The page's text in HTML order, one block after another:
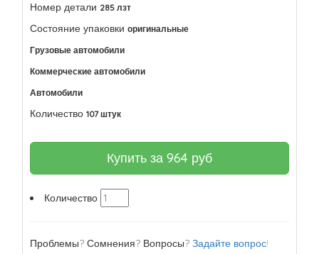
Номер детали 285 лзт
Состояние упаковки оригинальные
Грузовые автомобили
Коммерческие автомобили
Автомобили
Количество 107 штук
Купить за 964 руб
Количество
Проблемы? Сомнения? Вопросы? Задайте вопрос!